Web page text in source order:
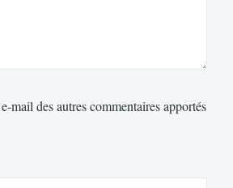
mail des autres commentaires apportés